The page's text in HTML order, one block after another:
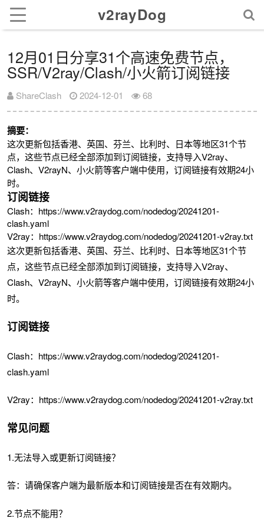
v2rayDog
12月01日分享31个高速免费节点，
SSR/V2ray/Clash/小火箭订阅链接
ShareClash 2024-12-01 68
摘要：
这次更新包括香港、英国、芬兰、比利时、日本等地区31个节
点，这些节点已经全部添加到订阅链接，支持导入V2ray、
Clash、V2rayN、小火箭等客户端中使用，订阅链接有效期24小
时。
订阅链接
Clash：https://www.v2raydog.com/nodedog/20241201-
clash.yaml
V2ray：https://www.v2raydog.com/nodedog/20241201-v2ray.txt
这次更新包括香港、英国、芬兰、比利时、日本等地区31个节
点，这些节点已经全部添加到订阅链接，支持导入V2ray、
Clash、V2rayN、小火箭等客户端中使用，订阅链接有效期24小
时。
订阅链接
Clash：https://www.v2raydog.com/nodedog/20241201-
clash.yaml
V2ray：https://www.v2raydog.com/nodedog/20241201-v2ray.txt
常见问题
1.无法导入或更新订阅链接？
答：请确保客户端为最新版本和订阅链接是否在有效期内。
2.节点不能用？